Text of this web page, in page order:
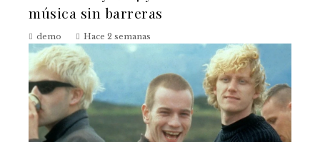
música sin barreras
demo Hace 2 semanas